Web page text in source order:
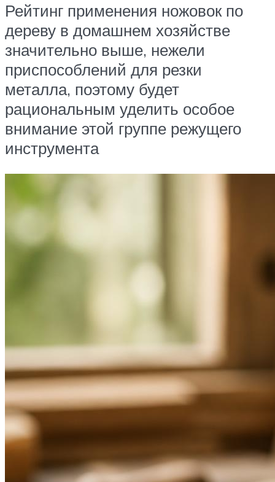
Рейтинг применения ножовок по
дереву в домашнем хозяйстве
значительно выше, нежели
приспособлений для резки
металла, поэтому будет
рациональным уделить особое
внимание этой группе режущего
инструмента